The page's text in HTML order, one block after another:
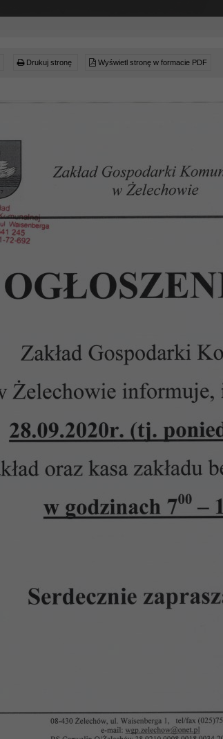
Drukuj stronę Wyświetl stronę w formacie PDF